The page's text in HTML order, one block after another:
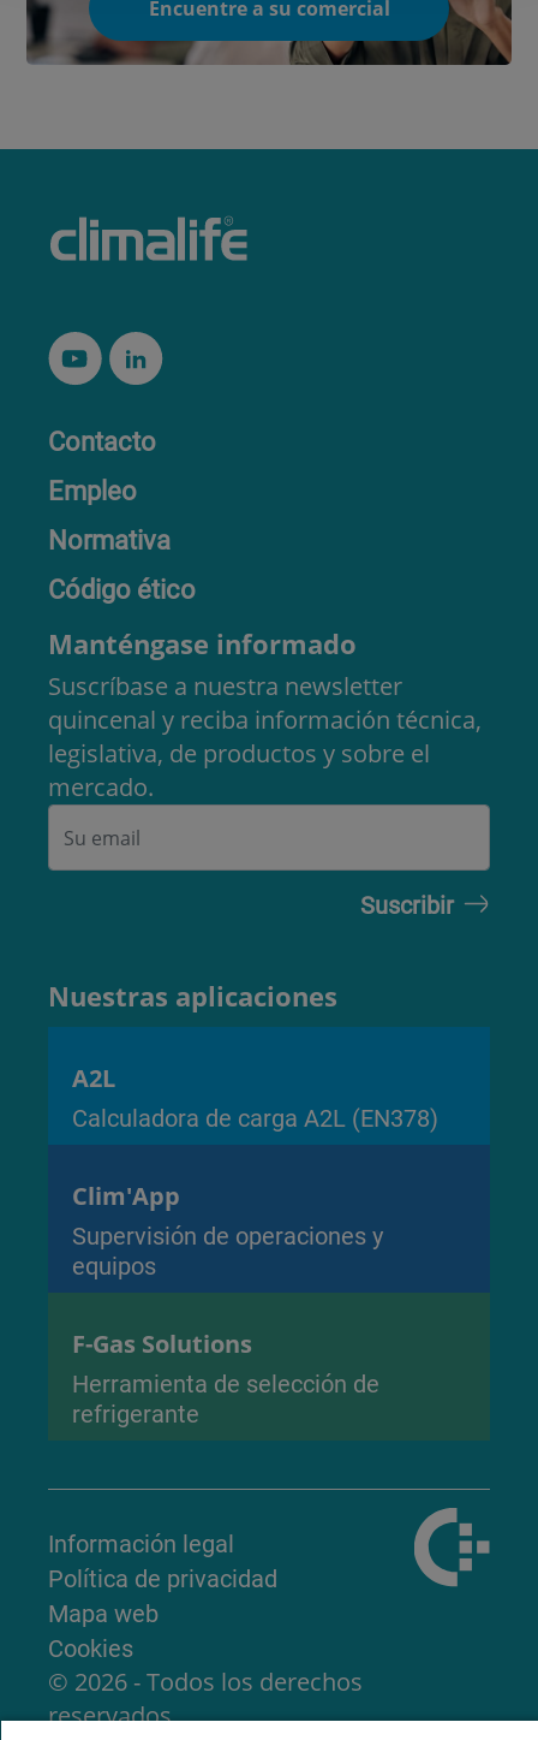
Encuentre a su comercial
Contacto
Empleo
Normativa
Código ético
Manténgase informado
Suscríbase a nuestra newsletter
quincenal y reciba información técnica,
legislativa, de productos y sobre el
mercado.
Nuestras aplicaciones
A2L
Calculadora de carga A2L (EN378)
Clim'App
Supervisión de operaciones y
equipos
F-Gas Solutions
Herramienta de selección de
refrigerante
Información legal
Política de privacidad
Mapa web
Cookies
© 2026 - Todos los derechos
reservados